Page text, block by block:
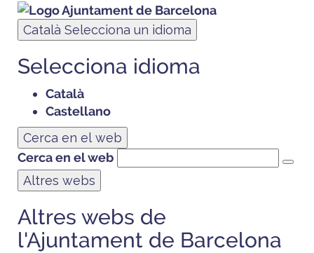
Català Selecciona un idioma
Selecciona idioma
Català
Castellano
Cerca en el web
Cerca en el web
Altres webs
Altres webs de
l'Ajuntament de Barcelona